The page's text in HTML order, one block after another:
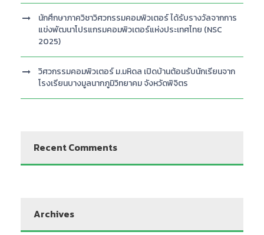
นักศึกษาภาควิชาวิศวกรรมคอมพิวเตอร์ ได้รับรางวัลจากการ
แข่งพัฒนาโปรแกรมคอมพิวเตอร์แห่งประเทศไทย (NSC
2025)
วิศวกรรมคอมพิวเตอร์ ม.มหิดล เปิดบ้านต้อนรับนักเรียนจาก
โรงเรียนบางมูลนากภูมิวิทยาคม จังหวัดพิจิตร
Recent Comments
Archives